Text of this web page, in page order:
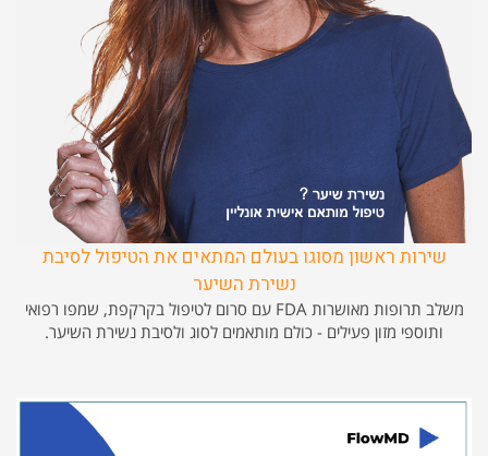
שירות ראשון מסוגו בעולם המתאים את הטיפול לסיבת
נשירת השיער
משלב תרופות מאושרות FDA עם סרום לטיפול בקרקפת, שמפו רפואי
ותוספי מזון פעילים - כולם מותאמים לסוג ולסיבת נשירת השיער.